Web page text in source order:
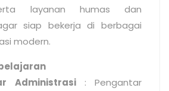
layanan humas dan
siap bekerja di berbagai
modern.
Administrasi: Pengantar